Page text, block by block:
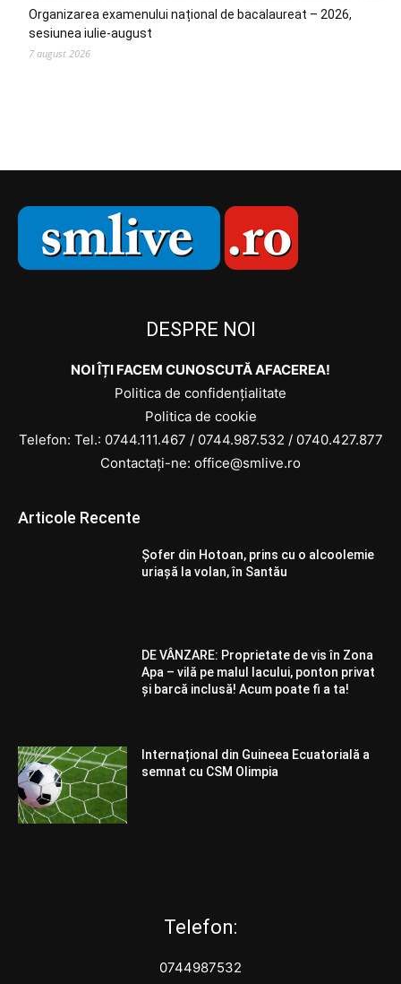
Organizarea examenului național de bacalaureat – 2026,
sesiunea iulie-august
7 august 2026
DESPRE NOI
NOI ÎȚI FACEM CUNOSCUTĂ AFACEREA!
Politica de confidențialitate
Politica de cookie
Telefon: Tel.: 0744.111.467 / 0744.987.532 / 0740.427.877
Contactați-ne: office@smlive.ro
Articole Recente
Șofer din Hotoan, prins cu o alcoolemie
uriașă la volan, în Santău
DE VÂNZARE: Proprietate de vis în Zona
Apa – vilă pe malul lacului, ponton privat
și barcă inclusă! Acum poate fi a ta!
Internațional din Guineea Ecuatorială a
semnat cu CSM Olimpia
Telefon:
0744987532